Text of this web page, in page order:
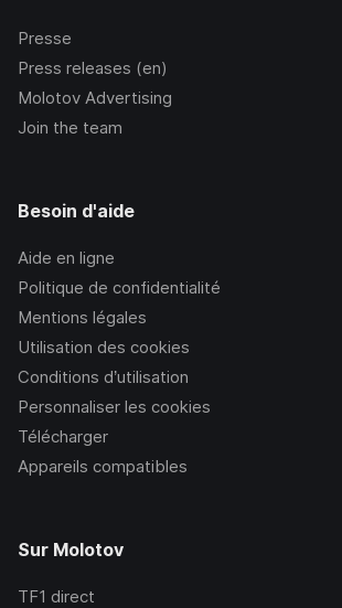
Presse
Press releases (en)
Molotov Advertising
Join the team
Besoin d'aide
Aide en ligne
Politique de confidentialité
Mentions légales
Utilisation des cookies
Conditions d’utilisation
Personnaliser les cookies
Télécharger
Appareils compatibles
Sur Molotov
TF1 direct